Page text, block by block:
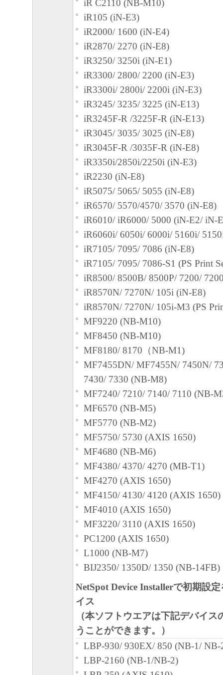
iR C2110 (NB-M10)
iR105 (iN-E3)
iR2000/ 1600 (iN-E4)
iR2870/ 2270 (iN-E8)
iR3250/ 3250i (iN-E1)
iR3300/ 2800/ 2200 (iN-E3)
iR3300i/ 2800i/ 2200i (iN-E3)
iR3245/ 3235/ 3225 (iN-E13)
iR3245F-R /3225F-R (iN-E13)
iR3045/ 3035/ 3025 (iN-E8)
iR3045F-R /3035F-R (iN-E8)
iR3350i/2850i/2250i (iN-E3)
iR2230 (iN-E8)
iR5075/ 5065/ 5055 (iN-E8)
iR6570/ 5570/4570/ 3570 (iN-E8)
iR6010/ iR6000/ 5000 (iN-E2/ iN-
iR6060i/ 6050i/ 6000i/ 5160i/
iR7105/ 7095/ 7086 (iN-E8)
iR7105/ 7095/ 7086-S1 (PS Print
iR8500/ 8500B/ 8500P/ 7200/
iR8570N/ 7270N/ 105i (iN-E8)
iR8570N/ 7270N/ 105i-M3 (PS
MF9220 (NB-M10)
MF8450 (NB-M10)
MF8180/ 8170（NB-M1)
MF7455DN/ MF7455N/ 7450N/
7430/ 7330 (NB-M8)
MF7240/ 7210/ 7140/ 7110 (NB-
MF6570 (NB-M5)
MF5770 (NB-M2)
MF5750/ 5730 (AXIS 1650)
MF4680 (NB-M6)
MF4380/ 4370/ 4270 (MB-T1)
MF4270 (AXIS 1650)
MF4150/ 4130/ 4120 (AXIS 1650)
MF4010 (AXIS 1650)
MF3220/ 3110 (AXIS 1650)
PC1200 (AXIS 1650)
L1000 (NB-M7)
BIJ2350/ 1350D/ 1350 (NB-14FB)
NetSpot Device Installerで初期設
イス
（本ソフトウエアは下記デバイス
うことができます。）
LBP-930/ 930EX/ 850 (NB-1/ NB-
LBP-2160 (NB-1/NB-2)